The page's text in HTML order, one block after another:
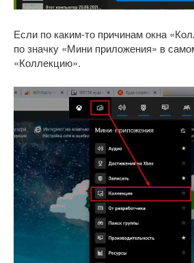
Если по каким-то причинам окна
по значку «Мини приложения» в
«Коллекцию».